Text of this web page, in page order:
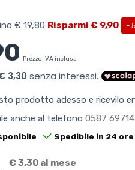
€ 19,80 Risparmi € 9,90 -
Prezzo IVA inclusa
prodotto adesso e ricevilo
anche al telefono 0587
Spedibile in 24 ore
€ 3,30 al mese